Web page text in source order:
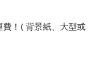
！( 背景紙、大型或